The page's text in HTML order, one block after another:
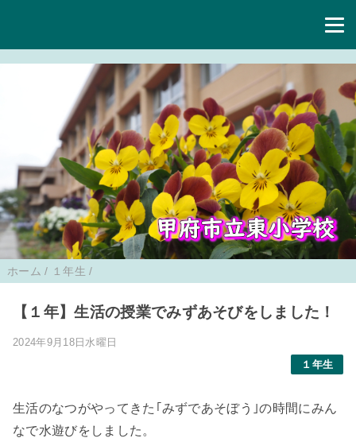
ホーム / １年生 /
【１年】生活の授業でみずあそびをしました！
2024年9月18日水曜日
１年生
生活のなつがやってきた｢みずであそぼう｣の時間にみん
なで水遊びをしました。